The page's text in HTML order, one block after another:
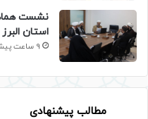
نشست
استان
9 ساعت پیش
مطالب پیشنهادی